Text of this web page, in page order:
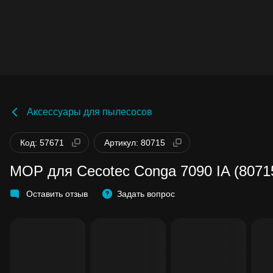
Аксессуары для пылесосов
Код: 57671 Артикул: 80715
MOP для Cecotec Conga 7090 IA
Оставить отзыв Задать вопрос